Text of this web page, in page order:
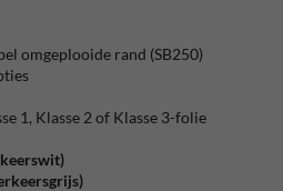
omgeplooide rand (SB250)
1, Klasse 2 of Klasse 3-folie